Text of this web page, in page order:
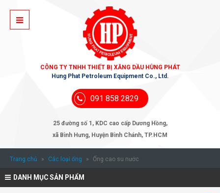
CÔNG TY TNHH THIẾT BỊ XĂNG DẦU HÙNG PHÁT
Hung Phat Petroleum Equipment Co., Ltd.
091 858 2829
25 đường số 1, KDC cao cấp Dương Hồng,
xã Bình Hưng, Huyện Bình Chánh, TP.HCM
Trang chủ » Các loại ống » Ống cao su nước
DANH MỤC SẢN PHẨM